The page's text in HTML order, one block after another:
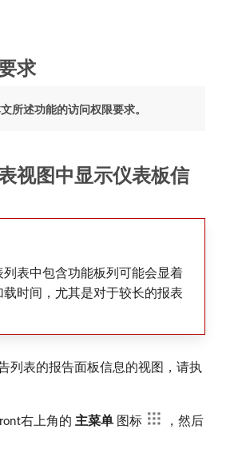
求
所述功能的访问权限要求。
视图中显示仪表板信
列表中包含功能板列可能会显着
载时间，尤其是对于较长的报表
列表的报告面板信息的视图，请执
右上角的​ 主菜单 ​图标
，然后